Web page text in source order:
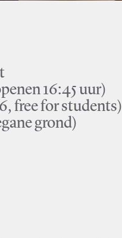
16:45 uur)
free for students)
grond)